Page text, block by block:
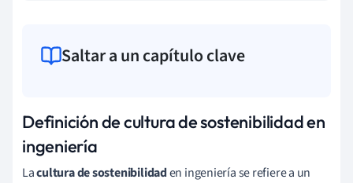
Saltar a un capítulo clave
Definición de cultura de sostenibilidad en
ingeniería
Lacultura de sostenibilidaden ingeniería se refiere a un